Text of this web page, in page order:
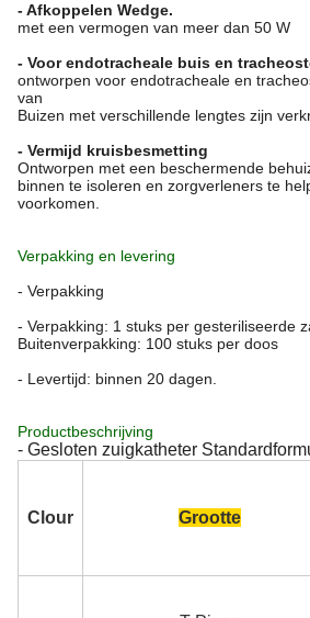
- Afkoppelen Wedge.
met een vermogen van meer dan 50 W
- Voor endotracheale buis en
ontworpen voor endotracheale en
van
Buizen met verschillende lengtes zijn
- Vermijd kruisbesmetting
Ontworpen met een beschermende
binnen te isoleren en zorgverleners te
voorkomen.
Verpakking en levering
- Verpakking
- Verpakking: 1 stuks per gesteriliseerde
Buitenverpakking: 100 stuks per doos
- Levertijd: binnen 20 dagen.
Productbeschrijving
- Gesloten zuigkatheter
Clour Grootte